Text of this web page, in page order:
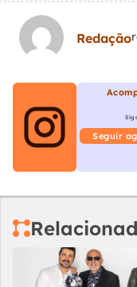
Redação
Seguir